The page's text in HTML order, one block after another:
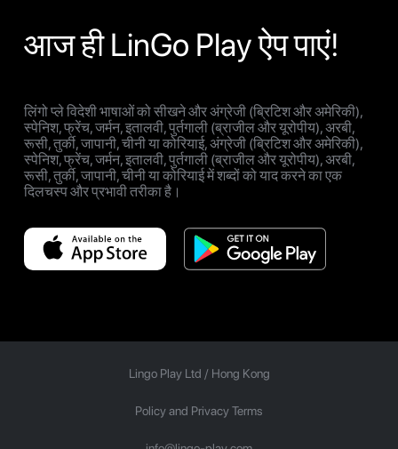
आज ही LinGo Play ऐप पाएं!
लिंगो प्ले विदेशी भाषाओं को सीखने और अंग्रेजी (ब्रिटिश और अमेरिकी),
स्पेनिश, फ्रेंच, जर्मन, इतालवी, पुर्तगाली (ब्राजील और यूरोपीय), अरबी,
रूसी, तुर्की, जापानी, चीनी या कोरियाई, अंग्रेजी (ब्रिटिश और अमेरिकी),
स्पेनिश, फ्रेंच, जर्मन, इतालवी, पुर्तगाली (ब्राजील और यूरोपीय), अरबी,
रूसी, तुर्की, जापानी, चीनी या कोरियाई में शब्दों को याद करने का एक
दिलचस्प और प्रभावी तरीका है।
Lingo Play Ltd / Hong Kong
Policy and Privacy Terms